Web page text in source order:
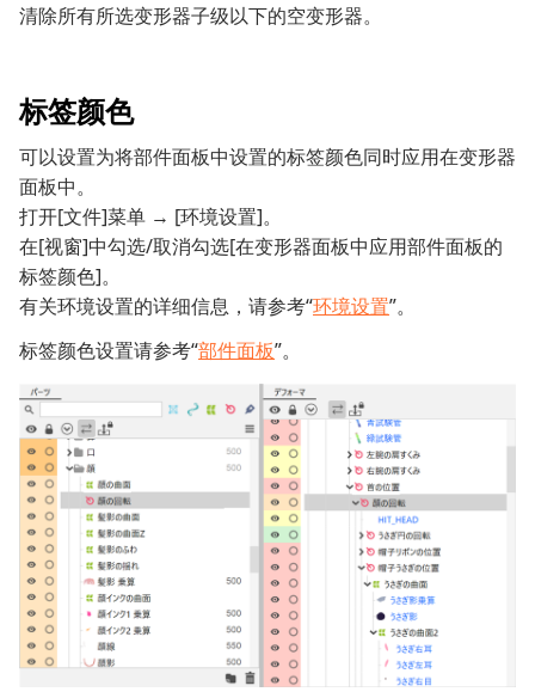
清除所有所选变形器子级以下的空变形器。
标签颜色
可以设置为将部件面板中设置的标签颜色同时应用在变形器
面板中。
打开[文件]菜单 → [环境设置]。
在[视窗]中勾选/取消勾选[在变形器面板中应用部件面板的
标签颜色]。
有关环境设置的详细信息，请参考“环境设置”。
标签颜色设置请参考“部件面板”。